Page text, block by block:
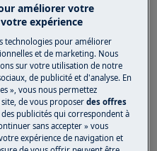
en fonction de la
d'air et de la
prise d’air
du bâtiment ou sur le
devant l'orifice de
la hotte est en
améliorer votre
expérience
technologies pour améliorer
et de marketing. Nous
sur votre utilisation de notre
de publicité et d'analyse. En
», vous nous permettez
site, de vous proposerdes offres
publicités qui correspondent à
sans accepter » vous
expérience de navigation et